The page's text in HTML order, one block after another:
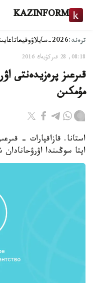
KAZINFORM
ترەند:2026-سايلاۋ وقيعا
08:18, 28 قىركۇيەك 2016
قىرعىز پرەزيدەنتى
مۇمكىن
استانا. قازاقپارات -
اپتا سوڭىندا